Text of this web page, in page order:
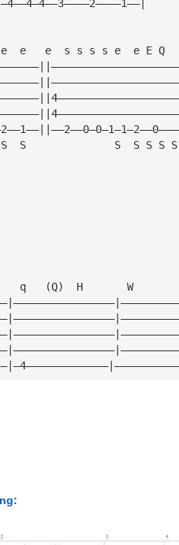
e   e  s s s s e  e E Q
S              S  S S S
q   (Q)  H       W